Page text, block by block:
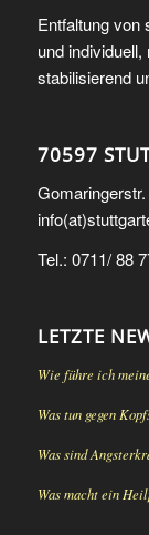
Entfaltung von
und
stabilisierend
70597
Tel.: 0711/ 88
LETZTE
Wie führe ich
Was tun gegen
Was sind
Was macht ein